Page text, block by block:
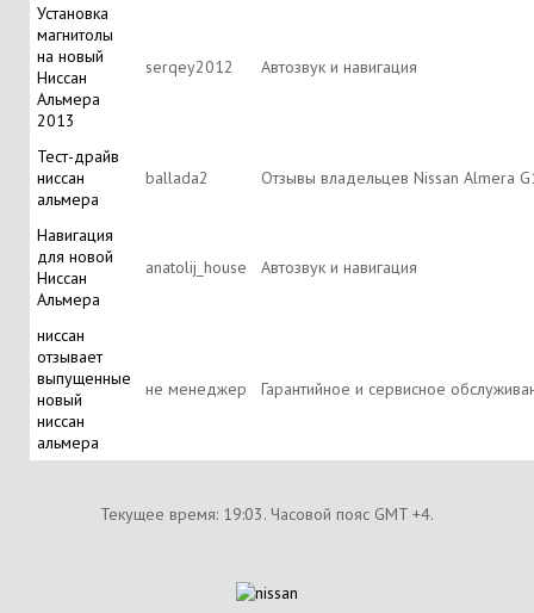
Установка
магнитолы
на новый
Ниссан
Альмера
2013
serqey2012 Автозвук и навигация
Тест-драйв
ниссан
альмера
ballada2 Отзывы владельцев Nissan Almera
Навигация
для новой
Ниссан
Альмера
anatolij_house Автозвук и навигация
ниссан
отзывает
выпущенные
новый
ниссан
альмера
не менеджер Гарантийное и сервисное
Текущее время: 19:03. Часовой пояс GMT +4.